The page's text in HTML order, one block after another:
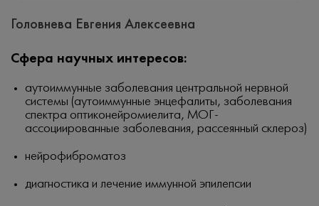
Головнева Евгения Алексеевна
Сфера научных интересов:
аутоиммунные заболевания центральной нервной
системы (аутоиммунные энцефалиты, заболевания
спектра оптиконейромиелита, МОГ-
ассоциированные заболевания, рассеянный склероз)
нейрофиброматоз
диагностика и лечение иммунной эпилепсии